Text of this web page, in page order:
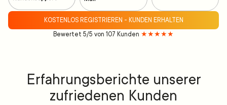
KOSTENLOS REGISTRIEREN - KUNDEN ERHALTEN
Bewertet 5/5 von 107 Kunden ★★★★★
Erfahrungsberichte unserer
zufriedenen Kunden